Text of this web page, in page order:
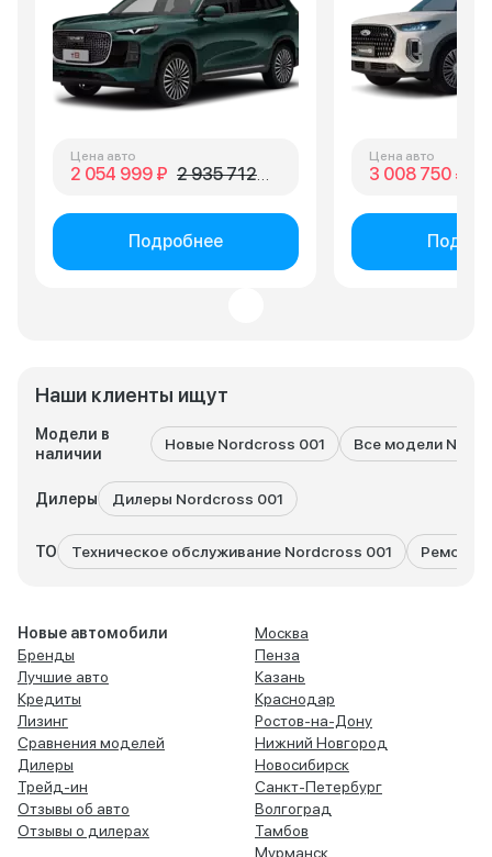
Наши клиенты ищут
Модели в
наличии
Новые Nordcross 001 Все модели
Дилеры Дилеры Nordcross 001
ТО Техническое обслуживание Nordcross 001 Ремонт
Цена авто
2 054 999 ₽ 2 935 712 ₽
Подробнее
Цена авто
3 008 750 ₽
Новые автомобили
Бренды
Лучшие авто
Кредиты
Лизинг
Сравнения моделей
Дилеры
Трейд-ин
Отзывы об авто
Отзывы о дилерах
Москва
Пенза
Казань
Краснодар
Ростов-на-Дону
Нижний Новгород
Новосибирск
Санкт-Петербург
Волгоград
Тамбов
Мурманск